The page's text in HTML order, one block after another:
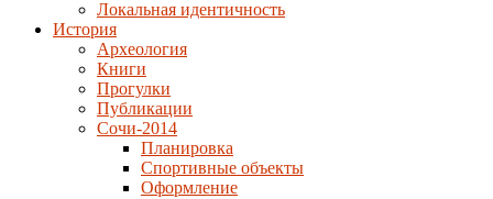
Локальная идентичность
История
Археология
Книги
Прогулки
Публикации
Сочи-2014
Планировка
Спортивные объекты
Оформление